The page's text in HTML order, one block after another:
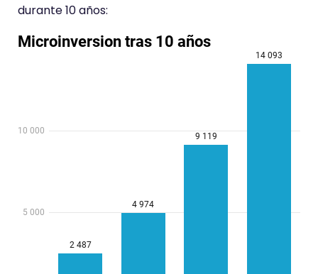
durante 10 años: